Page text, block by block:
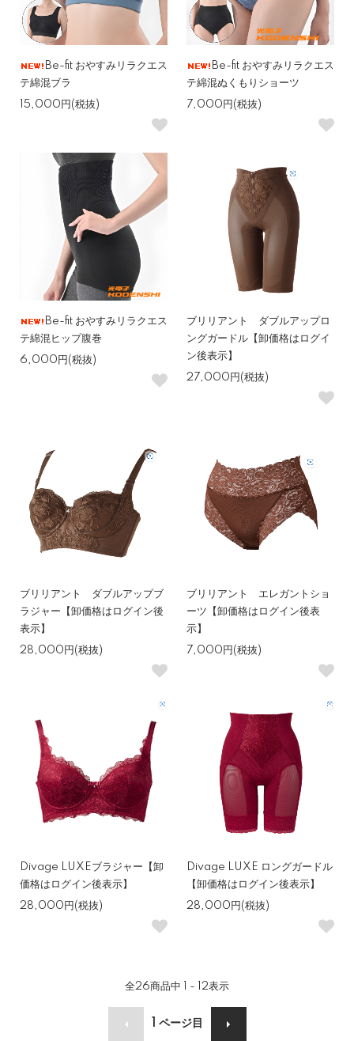
Be-fit おやすみリラクエス
テ綿混ブラ
15,000円(税抜)
Be-fit おやすみリラクエス
テ綿混ぬくもりショーツ
7,000円(税抜)
Be-fit おやすみリラクエス
テ綿混ヒップ腹巻
6,000円(税抜)
ブリリアント ダブルアップロ
ングガードル【卸価格はログイ
ン後表示】
27,000円(税抜)
ブリリアント ダブルアップブ
ラジャー【卸価格はログイン後
表示】
28,000円(税抜)
ブリリアント エレガントショ
ーツ【卸価格はログイン後表
示】
7,000円(税抜)
Divage LUXEブラジャー【卸
価格はログイン後表示】
28,000円(税抜)
Divage LUXE ロングガードル
【卸価格はログイン後表示】
28,000円(税抜)
全26商品中 1 - 12表示
ページ目